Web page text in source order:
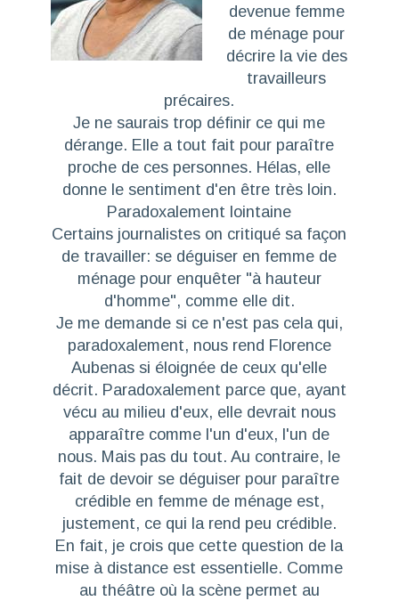
devenue femme
de ménage pour
décrire la vie des
travailleurs
précaires.
Je ne saurais trop définir ce qui me
dérange. Elle a tout fait pour paraître
proche de ces personnes. Hélas, elle
donne le sentiment d'en être très loin.
Paradoxalement lointaine
Certains journalistes on critiqué sa façon
de travailler: se déguiser en femme de
ménage pour enquêter "à hauteur
d'homme", comme elle dit.
Je me demande si ce n'est pas cela qui,
paradoxalement, nous rend Florence
Aubenas si éloignée de ceux qu'elle
décrit. Paradoxalement parce que, ayant
vécu au milieu d'eux, elle devrait nous
apparaître comme l'un d'eux, l'un de
nous. Mais pas du tout. Au contraire, le
fait de devoir se déguiser pour paraître
crédible en femme de ménage est,
justement, ce qui la rend peu crédible.
En fait, je crois que cette question de la
mise à distance est essentielle. Comme
au théâtre où la scène permet au